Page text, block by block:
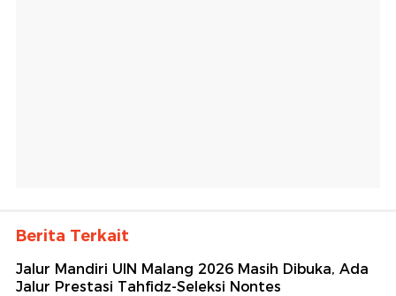
Berita Terkait
Jalur Mandiri UIN Malang 2026 Masih Dibuka, Ada
Jalur Prestasi Tahfidz-Seleksi Nontes